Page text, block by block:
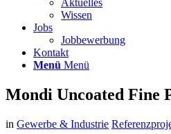
Aktuelles
Wissen
Jobs
Jobbewerbung
Kontakt
Menü Menü
Mondi Uncoated Fine
in Gewerbe & Industrie